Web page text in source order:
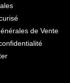
de Vente